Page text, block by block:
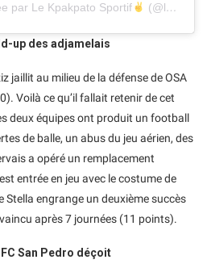
par Le Kpakpato Sportif (@lekpakpatosportif)
up des adjamelais
jaillit au milieu de la défense de OSA
Voilà ce qu’il fallait retenir de cet
deux équipes ont produit un football
de balle, un abus du jeu aérien, des
a opéré un remplacement
entrée en jeu avec le costume de
Stella engrange un deuxième succès
après 7 journées (11 points).
FC San Pedro déçoit